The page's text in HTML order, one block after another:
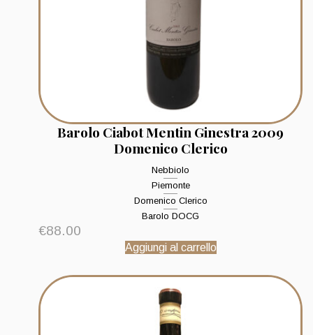
Barolo Ciabot Mentin Ginestra 2009
Domenico Clerico
Nebbiolo
Piemonte
Domenico Clerico
Barolo DOCG
€88.00
Aggiungi al carrello